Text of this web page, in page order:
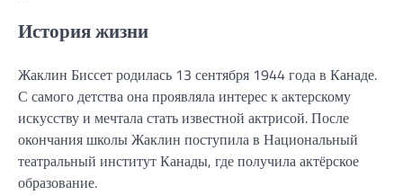
История жизни
Жаклин Биссет родилась 13 сентября 1944 года в Канаде.
С самого детства она проявляла интерес к актерскому
искусству и мечтала стать известной актрисой. После
окончания школы Жаклин поступила в Национальный
театральный институт Канады, где получила актёрское
образование.